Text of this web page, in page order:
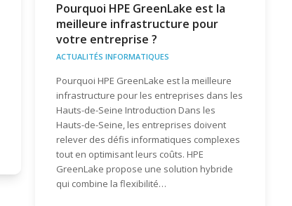
Pourquoi HPE GreenLake est la
meilleure infrastructure pour
votre entreprise ?
ACTUALITÉS INFORMATIQUES
Pourquoi HPE GreenLake est la meilleure
infrastructure pour les entreprises dans les
Hauts-de-Seine Introduction Dans les
Hauts-de-Seine, les entreprises doivent
relever des défis informatiques complexes
tout en optimisant leurs coûts. HPE
GreenLake propose une solution hybride
qui combine la flexibilité…